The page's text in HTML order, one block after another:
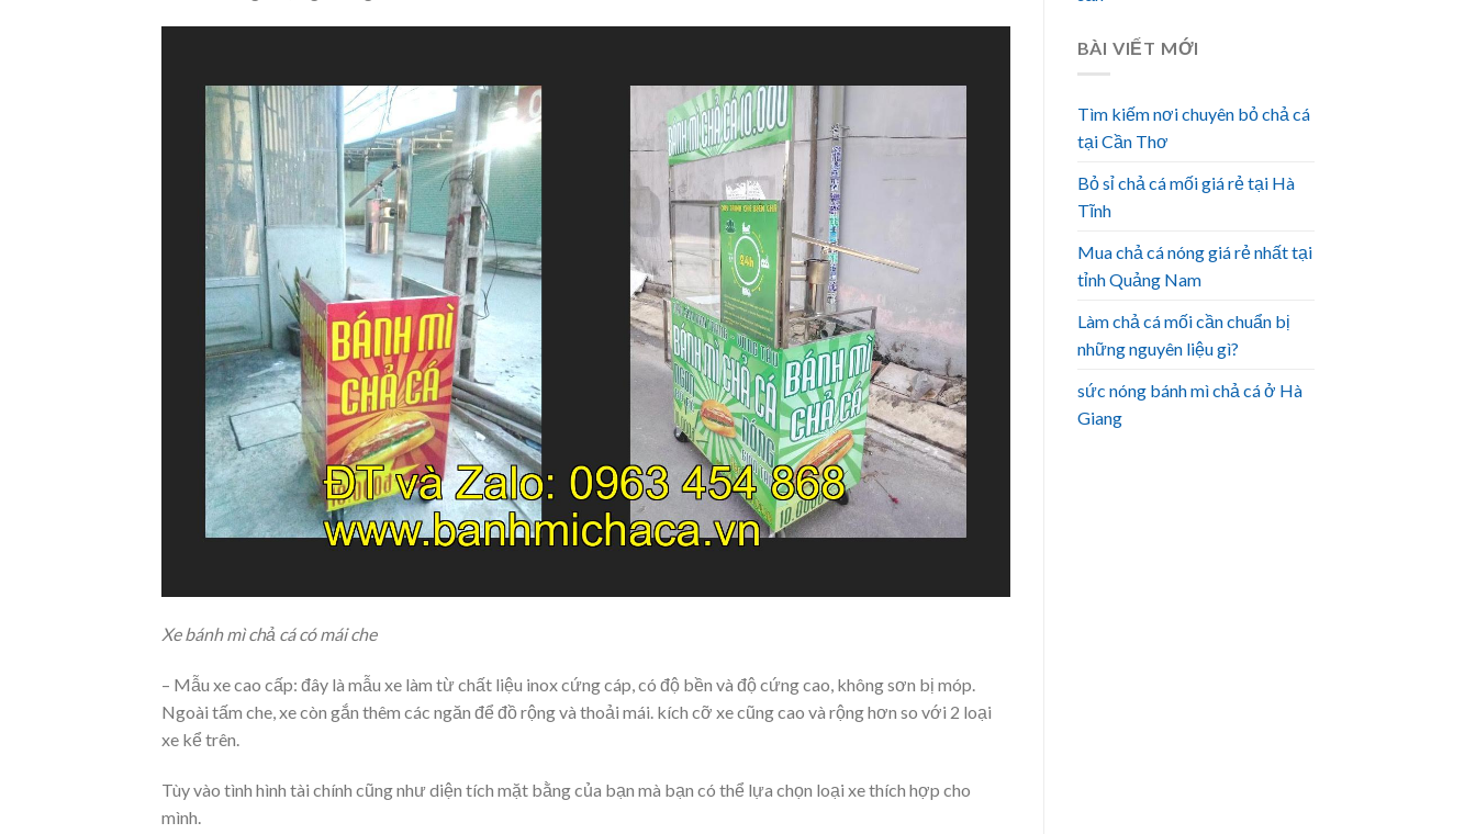
Xe bánh mì chả cá có mái che
– Mẫu xe cao cấp: đây là mẫu xe làm từ chất liệu inox cứng cáp, có độ bền và độ cứng cao, không sơn bị móp.
Ngoài tấm che, xe còn gắn thêm các ngăn để đồ rộng và thoải mái. kích cỡ xe cũng cao và rộng hơn so với 2 loại
xe kể trên.
Tùy vào tình hình tài chính cũng như diện tích mặt bằng của bạn mà bạn có thể lựa chọn loại xe thích hợp cho
mình.
BÀI VIẾT MỚI
Tìm kiếm nơi chuyên bỏ chả cá
tại Cần Thơ
Bỏ sỉ chả cá mối giá rẻ tại Hà
Tĩnh
Mua chả cá nóng giá rẻ nhất tại
tỉnh Quảng Nam
Làm chả cá mối cần chuẩn bị
những nguyên liệu gì?
sức nóng bánh mì chả cá ở Hà
Giang